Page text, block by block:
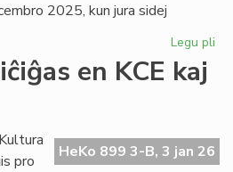
2025, kun jura sidej
Legu pli
en KCE kaj
HeKo 899 3-B, 3 jan 26
pro